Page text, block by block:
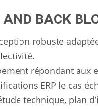
BACK
robuste
répondant aux
ERP le cas
technique, plan